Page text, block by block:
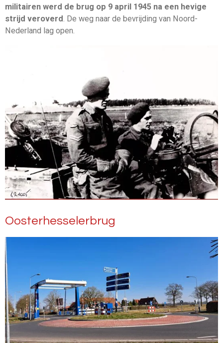
militairen werd de brug op 9 april 1945 na een hevige
strijd veroverd. De weg naar de bevrijding van Noord-
Nederland lag open.
Oosterhesselerbrug